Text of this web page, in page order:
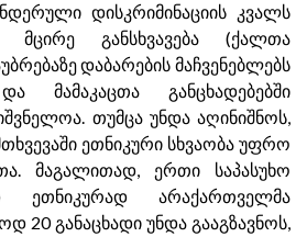
დისკრიმინაციის კვალს
მცირე განსხვავება (ქალთა
დაბარების მაჩვენებლებს
განცხადებებში
თუმცა უნდა აღინიშნოს,
ეთნიკური სხვაობა უფრო
მაგალითად, ერთი საპასუხო
ეთნიკურად არაქართველმა
20 განაცხადი უნდა გააგზავნოს,